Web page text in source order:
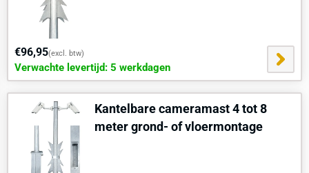
€96,95(excl. btw)
Verwachte levertijd: 5 werkdagen
Kantelbare cameramast 4 tot 8
meter grond- of vloermontage